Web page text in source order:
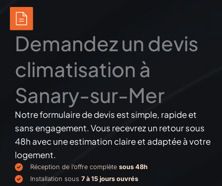
Demandez un devis
climatisation à
Sanary-sur-Mer
Notre formulaire de devis est simple, rapide et
sans engagement. Vous recevrez un retour sous
48h avec une estimation claire et adaptée à votre
logement.
Réception de l’offre complète sous 48h
Installation sous 7 à 15 jours ouvrés